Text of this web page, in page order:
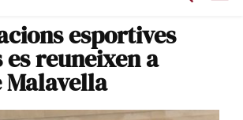
esportives
reuneixen a
Malavella